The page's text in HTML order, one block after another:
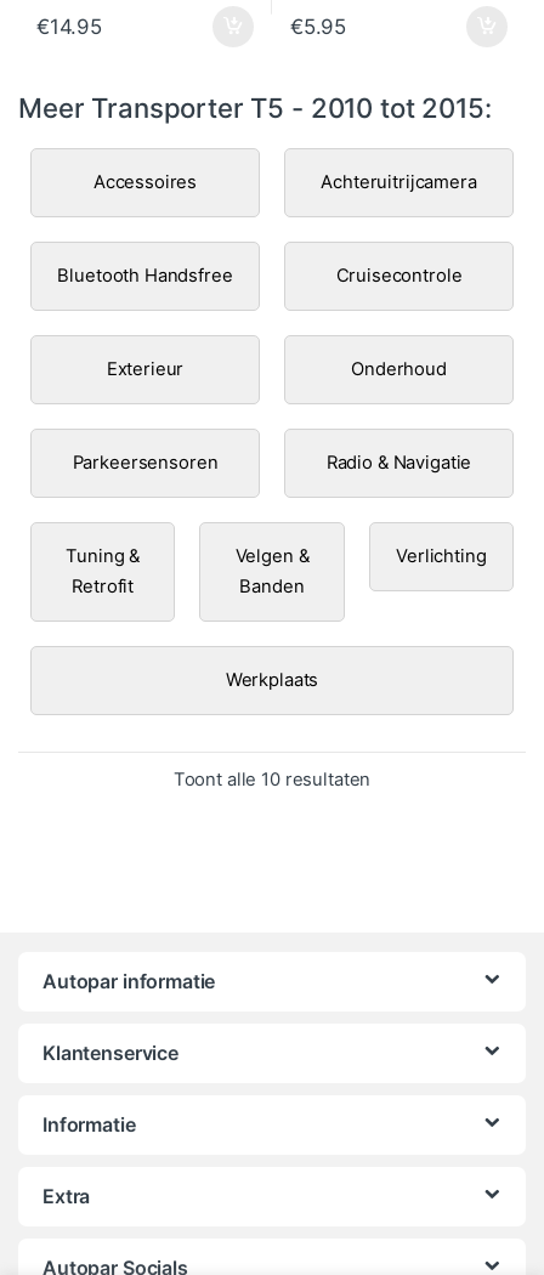
€14.95 €5.95
Meer Transporter T5 - 2010 tot 2015:
Accessoires Achteruitrijcamera
Bluetooth Handsfree Cruisecontrole
Exterieur Onderhoud
Parkeersensoren Radio & Navigatie
Tuning &
Retrofit
Velgen &
Banden
Verlichting
Werkplaats
Toont alle 10 resultaten
Autopar informatie
Klantenservice
Informatie
Extra
Autopar Socials